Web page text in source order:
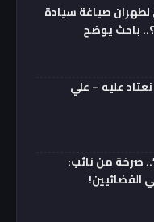
لطهران صياغة سيادة
باحث يوضح
عليه – علي
صرخة من نائب:
الفضائيين!